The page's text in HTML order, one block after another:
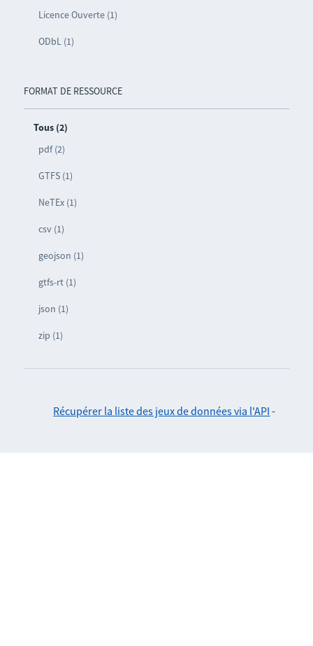
Licence Ouverte (1)
ODbL (1)
FORMAT DE RESSOURCE
Tous (2)
pdf (2)
GTFS (1)
NeTEx (1)
csv (1)
geojson (1)
gtfs-rt (1)
json (1)
zip (1)
Récupérer la liste des jeux de données via l'API -